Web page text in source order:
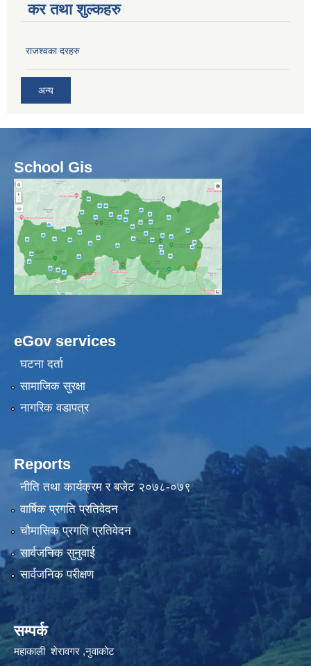
कर तथा शुल्कहरु
राजश्वका दरहरु
अन्य
School Gis
eGov services
घटना दर्ता
सामाजिक सुरक्षा
नागरिक वडापत्र
Reports
नीति तथा कार्यक्रम र बजेट २०७८-०७९
वार्षिक प्रगति प्रतिवेदन
चौमासिक प्रगति प्रतिवेदन
सार्वजनिक सुनुवाई
सार्वजनिक परीक्षण
सम्पर्क
महाकाली शेरावगर ,नुवाकोट